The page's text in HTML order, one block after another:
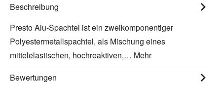
Beschreibung
Presto Alu-Spachtel ist ein zweikomponentiger
Polyestermetallspachtel, als Mischung eines
mittelelastischen, hochreaktiven,… Mehr
Bewertungen